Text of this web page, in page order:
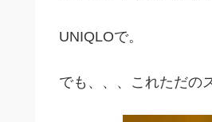
UNIQLOで。
でも、、、これただの